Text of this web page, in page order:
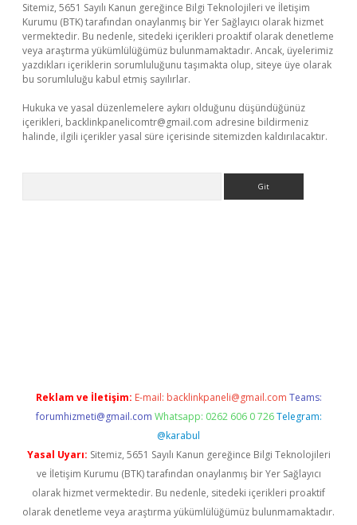
Sitemiz, 5651 Sayılı Kanun gereğince Bilgi Teknolojileri ve İletişim
Kurumu (BTK) tarafından onaylanmış bir Yer Sağlayıcı olarak hizmet
vermektedir. Bu nedenle, sitedeki içerikleri proaktif olarak denetleme
veya araştırma yükümlülüğümüz bulunmamaktadır. Ancak, üyelerimiz
yazdıkları içeriklerin sorumluluğunu taşımakta olup, siteye üye olarak
bu sorumluluğu kabul etmiş sayılırlar.
Hukuka ve yasal düzenlemelere aykırı olduğunu düşündüğünüz
içerikleri, backlinkpanelicomtr@gmail.com adresine bildirmeniz
halinde, ilgili içerikler yasal süre içerisinde sitemizden kaldırılacaktır.
Reklam ve İletişim: E-mail: backlinkpaneli@gmail.com Teams:
forumhizmeti@gmail.com Whatsapp: 0262 606 0 726 Telegram:
@karabul
Yasal Uyarı: Sitemiz, 5651 Sayılı Kanun gereğince Bilgi Teknolojileri
ve İletişim Kurumu (BTK) tarafından onaylanmış bir Yer Sağlayıcı
olarak hizmet vermektedir. Bu nedenle, sitedeki içerikleri proaktif
olarak denetleme veya araştırma yükümlülüğümüz bulunmamaktadır.